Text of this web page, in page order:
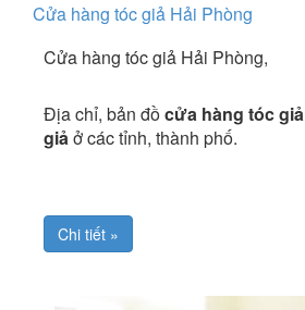
Cửa hàng tóc giả Hải Phòng
Cửa hàng tóc giả Hải Phòng,
Địa chỉ, bản đồcửa hàng tóc giả
giảở các tỉnh, thành phố.
Chi tiết »